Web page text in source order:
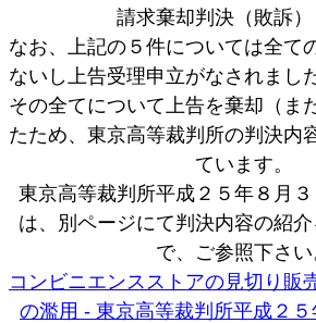
請求棄却判決（敗訴
なお、上記の５件については全て
ないし上告受理申立がなされまし
その全てについて上告を棄却（ま
たため、東京高等裁判所の判決内
ています。
東京高等裁判所平成２５年８月
は、別ページにて判決内容の紹
で、ご参照下さい
コンビニエンスストアの見切り販
の濫用 - 東京高等裁判所平成２